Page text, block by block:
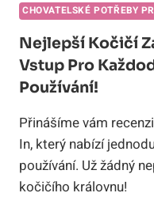
CHOVATELSKÉ POTŘEBY
Nejlepší Kočičí
Vstup Pro
Používání!
Přinášíme vám
In, který nabízí
používání. Už žádný
kočičího královnu!